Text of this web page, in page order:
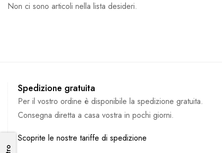
Non ci sono articoli nella lista desideri.
Spedizione gratuita
Per il vostro ordine è disponibile la spedizione gratuita.
Consegna diretta a casa vostra in pochi giorni.
Scoprite le nostre tariffe di spedizione